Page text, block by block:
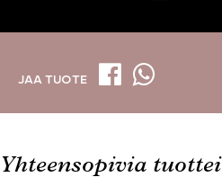
JAA TUOTE
Yhteensopivia